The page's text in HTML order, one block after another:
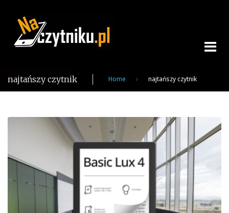
content
najtańszy czytnik Home najtańszy czytnik
najtańszy
czytnik